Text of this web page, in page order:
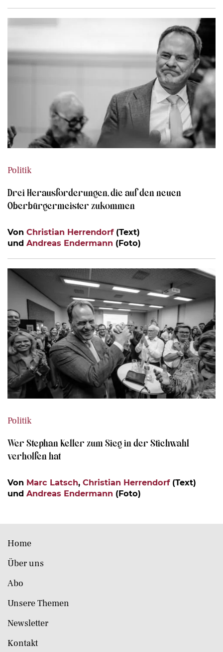
Politik
Drei Herausforderungen, die auf den neuen
Oberbürgermeister zukommen
Von Christian Herrendorf(Text)
und Andreas Endermann (Foto)
Politik
Wer Stephan Keller zum Sieg in der Stichwahl
verholfen hat
Von Marc Latsch, Christian Herrendorf(Text)
und Andreas Endermann (Foto)
Home
Über uns
Abo
Unsere Themen
Newsletter
Kontakt